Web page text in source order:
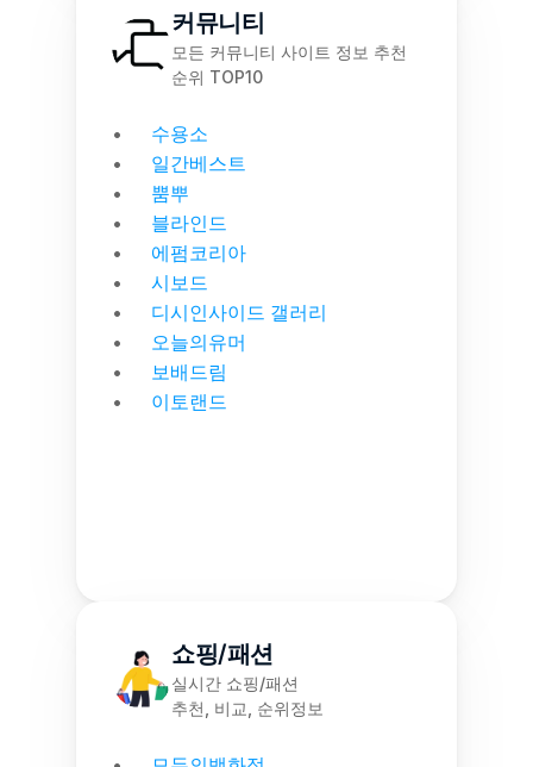
커뮤니티
모든 커뮤니티 사이트 정보 추천
순위 TOP10
수용소
일간베스트
뿜뿌
블라인드
에펌코리아
시보드
디시인사이드 갤러리
오늘의유머
보배드림
이토랜드
쇼핑/패션
실시간 쇼핑/패션
추천, 비교, 순위정보